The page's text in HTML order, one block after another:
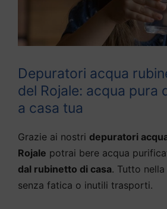
Depuratori acqua
del Rojale: acqua pura
a casa tua
Grazie ai nostri depuratori
Rojale potrai bere acqua
dal rubinetto di casa. Tutto
senza fatica o inutili trasporti.